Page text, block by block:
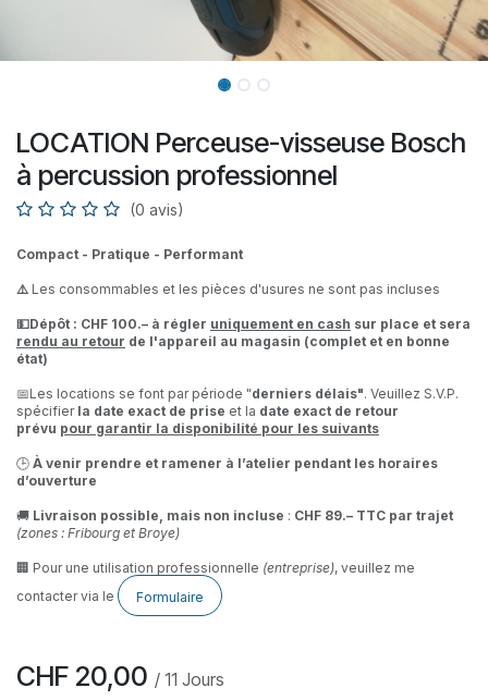
LOCATION Perceuse-visseuse Bosch
à percussion professionnel
(0 avis)
Compact - Pratique - Performant
⚠️ Les consommables et les pièces d'usures ne sont pas incluses
💵Dépôt : CHF 100.– à régler uniquement en cash sur place et sera
rendu au retour de l'appareil au magasin (complet et en bonne
état)
📅Les locations se font par période "derniers délais". Veuillez S.V.P.
spécifier la date exact de prise et la date exact de retour
prévu pour garantir la disponibilité pour les suivants
🕒 À venir prendre et ramener à l’atelier pendant les horaires
d’ouverture
🚚 Livraison possible, mais non incluse : CHF 89.– TTC par trajet
(zones : Fribourg et Broye)
🏢 Pour une utilisation professionnelle (entreprise), veuillez me
contacter via le
Formulaire
CHF 20,00 / 11 Jours